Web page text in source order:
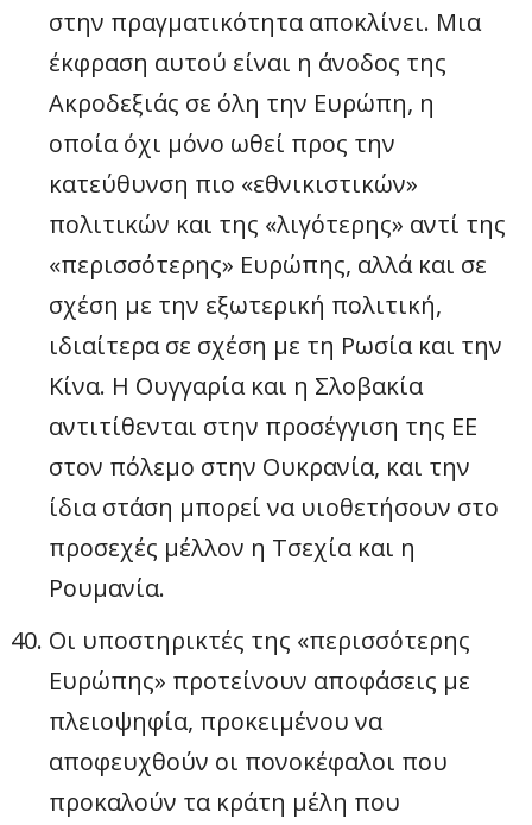
στην πραγματικότητα αποκλίνει. Μια
έκφραση αυτού είναι η άνοδος της
Ακροδεξιάς σε όλη την Ευρώπη, η
οποία όχι μόνο ωθεί προς την
κατεύθυνση πιο «εθνικιστικών»
πολιτικών και της «λιγότερης» αντί της
«περισσότερης» Ευρώπης, αλλά και σε
σχέση με την εξωτερική πολιτική,
ιδιαίτερα σε σχέση με τη Ρωσία και την
Κίνα. Η Ουγγαρία και η Σλοβακία
αντιτίθενται στην προσέγγιση της ΕΕ
στον πόλεμο στην Ουκρανία, και την
ίδια στάση μπορεί να υιοθετήσουν στο
προσεχές μέλλον η Τσεχία και η
Ρουμανία.
Οι υποστηρικτές της «περισσότερης
Ευρώπης» προτείνουν αποφάσεις με
πλειοψηφία, προκειμένου να
αποφευχθούν οι πονοκέφαλοι που
προκαλούν τα κράτη μέλη που